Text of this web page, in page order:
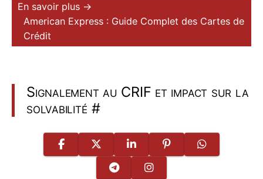
En savoir plus →
American Express : Guide Complet des Cartes de
Crédit
Signalement au CRIF et impact sur la
solvabilité #